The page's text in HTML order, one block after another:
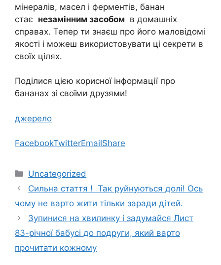
мінералів, масел і ферментів, банан
стає незамінним засобом в домашніх
справах. Тепер ти знаєш про його маловідомі
якості і можеш використовувати ці секрети в
своїх цілях.
Поділися цією корисної інформації про
бананах зі своїми друзями!
джерело
FacebookTwitterEmailShare
Категорії
Uncategorized
Сильна стаття ! Так руйнуються долі! Ось
чому не варто жити тільки заради дітей.
Зупинися на хвилинку і задумайся Лист
83-річної бабусі до подруги, який варто
прочитати кожному